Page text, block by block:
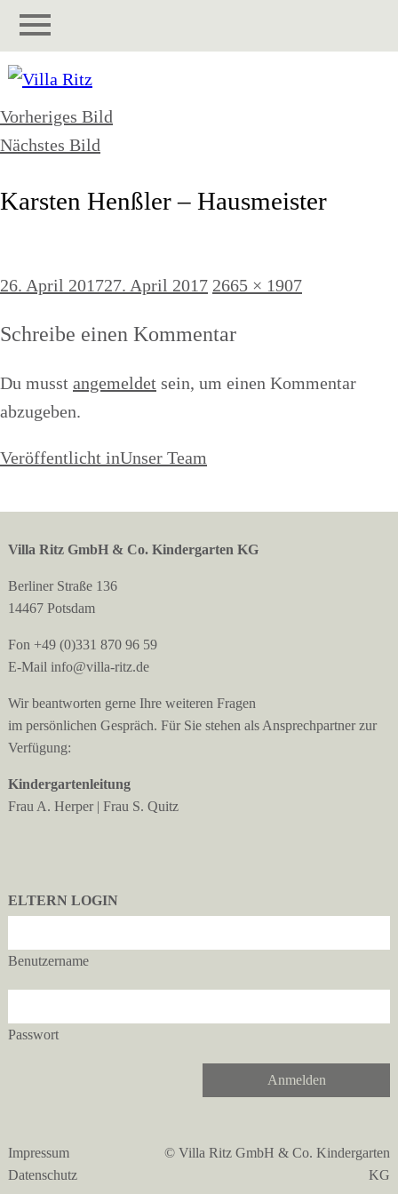
Vorheriges Bild
Nächstes Bild
Karsten Henßler – Hausmeister
Veröffentlicht
26. April 201727. April 2017 Originalgröße
2665 × 1907
Schreibe einen Kommentar
Du musst angemeldet sein, um einen Kommentar
abzugeben.
Beitragsnavigation
Veröffentlicht inUnser Team
Villa Ritz GmbH & Co. Kindergarten KG
Berliner Straße 136
14467 Potsdam
Fon +49 (0)331 870 96 59
E-Mail info@villa-ritz.de
Wir beantworten gerne Ihre weiteren Fragen
im persönlichen Gespräch. Für Sie stehen als Ansprechpartner zur
Verfügung:
Kindergartenleitung
Frau A. Herper | Frau S. Quitz
ELTERN LOGIN
Benutzername
Passwort
Anmelden
Impressum
Datenschutz
© Villa Ritz GmbH & Co. Kindergarten
KG